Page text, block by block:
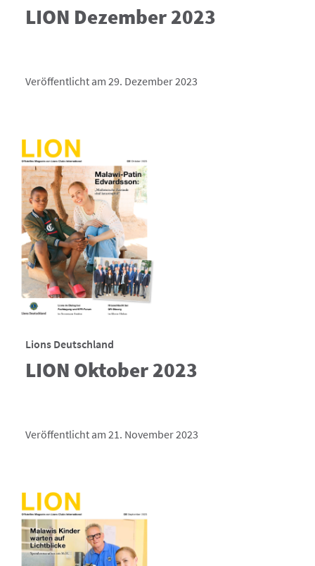
LION Dezember 2023
Veröffentlicht am 29. Dezember 2023
Lions Deutschland
LION Oktober 2023
Veröffentlicht am 21. November 2023